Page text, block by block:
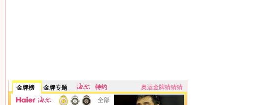
金牌榜 金牌专题 特约
奥运金牌猜猜猜
全部